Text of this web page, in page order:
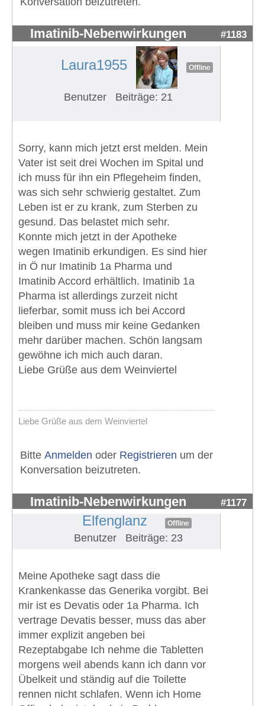
Imatinib-Nebenwirkungen #1183
Laura1955 Offline
Benutzer Beiträge: 21
Sorry, kann mich jetzt erst melden. Mein
Vater ist seit drei Wochen im Spital und
ich muss für ihn ein Pflegeheim finden,
was sich sehr schwierig gestaltet. Zum
Leben ist er zu krank, zum Sterben zu
gesund. Das belastet mich sehr.
Konnte mich jetzt in der Apotheke
wegen Imatinib erkundigen. Es sind hier
in Ö nur Imatinib 1a Pharma und
Imatinib Accord erhältlich. Imatinib 1a
Pharma ist allerdings zurzeit nicht
lieferbar, somit muss ich bei Accord
bleiben und muss mir keine Gedanken
mehr darüber machen. Schön langsam
gewöhne ich mich auch daran.
Liebe Grüße aus dem Weinviertel
Liebe Grüße aus dem Weinviertel
Bitte Anmelden oder Registrieren um der
Konversation beizutreten.
Imatinib-Nebenwirkungen #1177
Elfenglanz Offline
Benutzer Beiträge: 23
Meine Apotheke sagt dass die
Krankenkasse das Generika vorgibt. Bei
mir ist es Devatis oder 1a Pharma. Ich
vertrage Devatis besser, muss das aber
immer explizit angeben bei
Rezeptabgabe Ich nehme die Tabletten
morgens weil abends kann ich dann vor
Übelkeit und ständig auf die Toilette
rennen nicht schlafen. Wenn ich Home